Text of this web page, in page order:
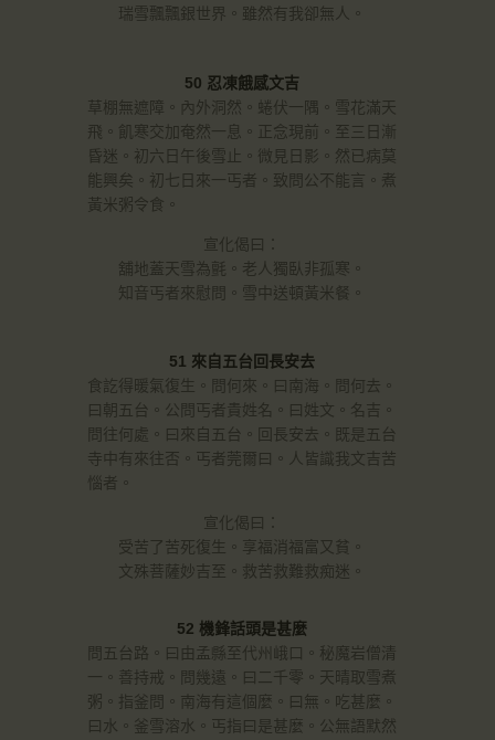
瑞雪飄飄銀世界。雖然有我卻無人。
50 忍凍餓感文吉
草棚無遮障。內外洞然。蜷伏一隅。雪花滿天
飛。飢寒交加奄然一息。正念現前。至三日漸
昏迷。初六日午後雪止。微見日影。然已病莫
能興矣。初七日來一丐者。致問公不能言。煮
黃米粥令食。
宣化偈曰：
舖地蓋天雪為氈。老人獨臥非孤寒。
知音丐者來慰問。雪中送頓黃米餐。
51 來自五台回長安去
食訖得暖氣復生。問何來。曰南海。問何去。
曰朝五台。公問丐者貴姓名。曰姓文。名吉。
問往何處。曰來自五台。回長安去。既是五台
寺中有來往否。丐者莞爾曰。人皆識我文吉苦
惱者。
宣化偈曰：
受苦了苦死復生。享福消福富又貧。
文殊菩薩妙吉至。救苦救難救痴迷。
52 機鋒話頭是甚麼
問五台路。曰由孟縣至代州峨口。秘魔岩僧清
一。善持戒。問幾遠。曰二千零。天晴取雪煮
粥。指釜問。南海有這個麼。曰無。吃甚麼。
曰水。釜雪溶水。丐指曰是甚麼。公無語默然